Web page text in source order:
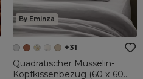
By Eminza
+31
Quadratischer Musselin-
Kopfkissenbezug (60 x 60